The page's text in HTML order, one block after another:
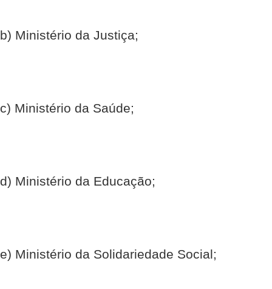
b) Ministério da Justiça;
c) Ministério da Saúde;
d) Ministério da Educação;
e) Ministério da Solidariedade Social;